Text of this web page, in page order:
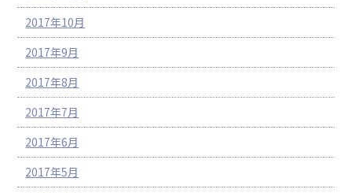
2017年10月
2017年9月
2017年8月
2017年7月
2017年6月
2017年5月